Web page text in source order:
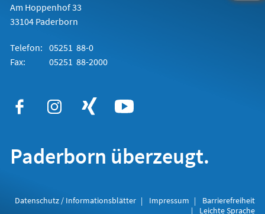
Am Hoppenhof 33
33104 Paderborn
Telefon: 05251 88-0
Fax:
05251 88-2000
Paderborn überzeugt.
Datenschutz / Informationsblätter Impressum
Barrierefreiheit
Leichte Sprache